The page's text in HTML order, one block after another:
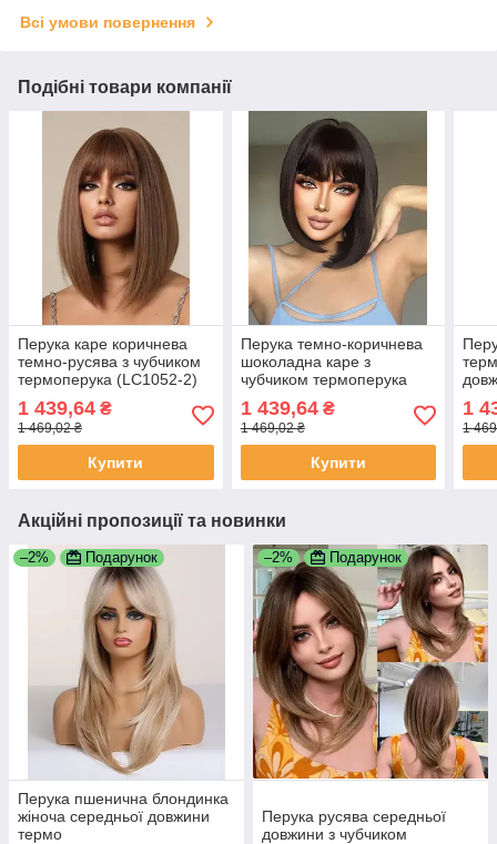
Всі умови повернення
Подібні товари компанії
Перука каре коричнева
темно-русява з чубчиком
термоперука (LC1052-2)
1 439,64 ₴
1 469,02 ₴
Купити
Перука темно-коричнева
шоколадна каре з
чубчиком термоперука
1 439,64₴
1 469,02 ₴
Купити
1
1
Акційні пропозиції та новинки
–2% Подарунок
Перука пшенична блондинка
жіноча середньої довжини
термо
–2% Подарунок
Перука русява середньої
довжини з чубчиком